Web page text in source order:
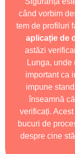
când vorbim
tem de profiluri
aplicație de
astăzi
Lunga, unde
important ca
impune
înseamnă
verificați.
bucuri de
despre cine